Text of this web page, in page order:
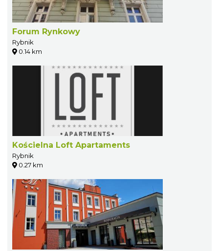
Forum Rynkowy
Rybnik
0.14 km
Kościelna Loft Apartaments
Rybnik
0.27 km